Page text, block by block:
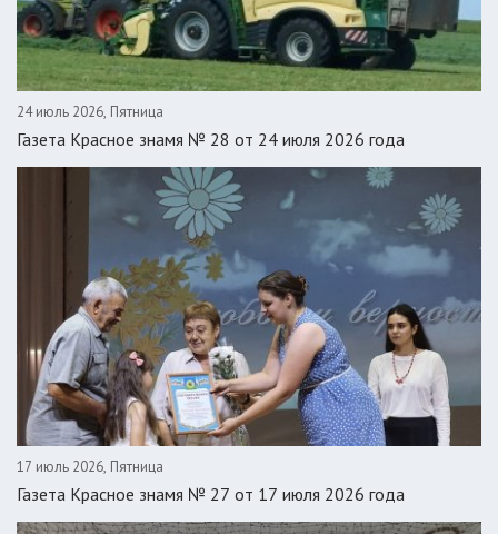
24 июль 2026, Пятница
Газета Красное знамя № 28 от 24 июля 2026 года
17 июль 2026, Пятница
Газета Красное знамя № 27 от 17 июля 2026 года